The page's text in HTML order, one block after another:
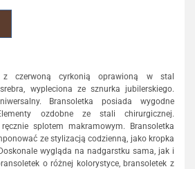
z czerwoną cyrkonią oprawioną w stal
wypleciona ze sznurka jubilerskiego.
Bransoletka posiada wygodne
ozdobne ze stali chirurgicznej.
splotem makramowym. Bransoletka
ze stylizacją codzienną, jako kropka
wygląda na nadgarstku sama, jak i
o różnej kolorystyce, bransoletek z